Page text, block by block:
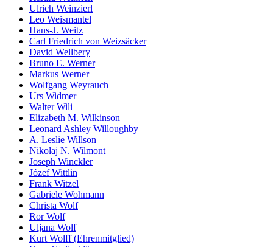
Ulrich Weinzierl
Leo Weismantel
Hans-J. Weitz
Carl Friedrich von Weizsäcker
David Wellbery
Bruno E. Werner
Markus Werner
Wolfgang Weyrauch
Urs Widmer
Walter Wili
Elizabeth M. Wilkinson
Leonard Ashley Willoughby
A. Leslie Willson
Nikolaj N. Wilmont
Joseph Winckler
Józef Wittlin
Frank Witzel
Gabriele Wohmann
Christa Wolf
Ror Wolf
Uljana Wolf
Kurt Wolff (Ehrenmitglied)